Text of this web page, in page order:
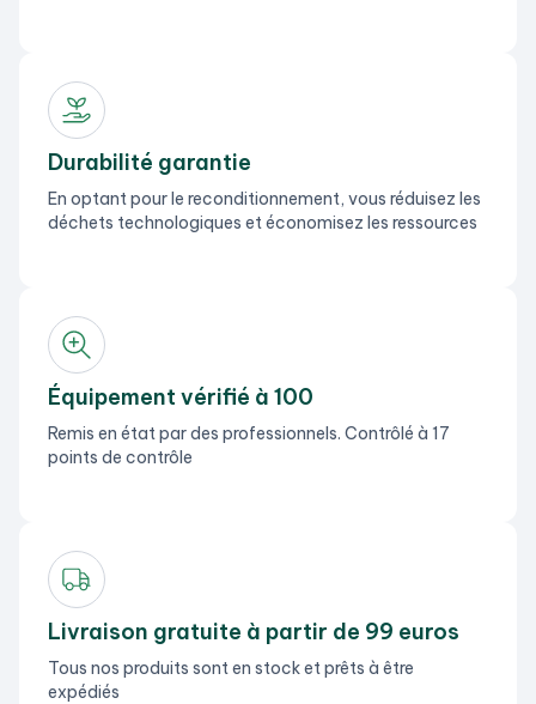
Durabilité garantie
En optant pour le reconditionnement, vous réduisez les
déchets technologiques et économisez les ressources
Équipement vérifié à 100
Remis en état par des professionnels. Contrôlé à 17
points de contrôle
Livraison gratuite à partir de 99 euros
Tous nos produits sont en stock et prêts à être
expédiés